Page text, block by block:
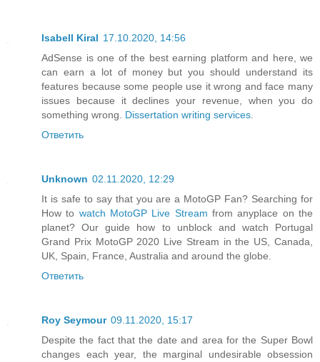
Isabell Kiral 17.10.2020, 14:56
AdSense is one of the best earning platform and here, we
can earn a lot of money but you should understand its
features because some people use it wrong and face many
issues because it declines your revenue, when you do
something wrong. Dissertation writing services.
Ответить
Unknown 02.11.2020, 12:29
It is safe to say that you are a MotoGP Fan? Searching for
How to watch MotoGP Live Stream from anyplace on the
planet? Our guide how to unblock and watch Portugal
Grand Prix MotoGP 2020 Live Stream in the US, Canada,
UK, Spain, France, Australia and around the globe.
Ответить
Roy Seymour 09.11.2020, 15:17
Despite the fact that the date and area for the Super Bowl
changes each year, the marginal undesirable obsession